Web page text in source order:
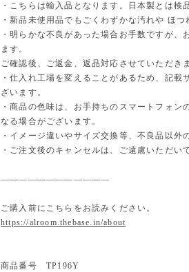
・こちらは輸入品となります。日本製とは検
・新品未使用品でもごくわずかな汚れや ほつ
・明らかな不良があった場合お手数ですが、
ます。
ご確認後、ご返金、返品対応させていただき
・仕入れ工場を変えることがあるため、記載
ざいます。
・商品の色味は、お手持ちのスマートフォン
なる場合がございます。
・イメージ違いやサイズ交換等、不良品以外
・ご注文後のキャンセルは、ご遠慮いただい
————————————
ご購入前にこちらをお読みください。
https://alroom.thebase.in/about
商品番号 TP196Y